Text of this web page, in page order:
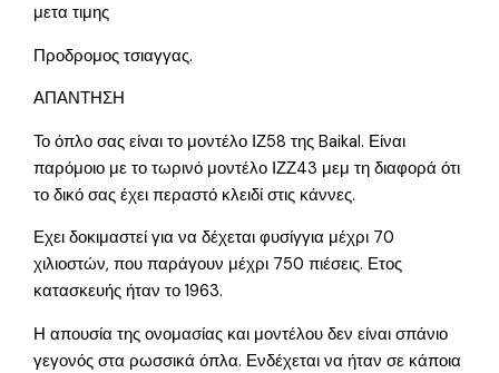
μετα τιμης
Προδρομος τσιαγγας.
ΑΠΑΝΤΗΣΗ
Το όπλο σας είναι το μοντέλο ΙΖ58 της Baikal. Είναι
παρόμοιο με το τωρινό μοντέλο ΙΖΖ43 μεμ τη διαφορά ότι
το δικό σας έχει περαστό κλειδί στις κάννες.
Εχει δοκιμαστεί για να δέχεται φυσίγγια μέχρι 70
χιλιοστών, που παράγουν μέχρι 750 πιέσεις. Ετος
κατασκευής ήταν το 1963.
Η απουσία της ονομασίας και μοντέλου δεν είναι σπάνιο
γεγονός στα ρωσσικά όπλα. Ενδέχεται να ήταν σε κάποια